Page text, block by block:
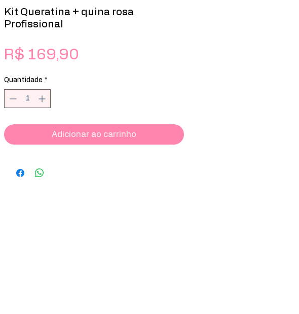
Kit Queratina + quina rosa
Profissional
R$ 169,90
Quantidade *
Adicionar ao carrinho